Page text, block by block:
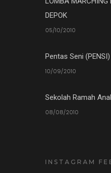
DEPOK
05/10/2010
Pentas Seni
10/09/2010
Sekolah Ramah
08/08/2010
INSTAGRAM